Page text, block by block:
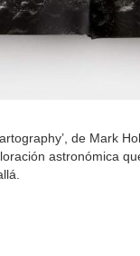
de Mark
astronómica